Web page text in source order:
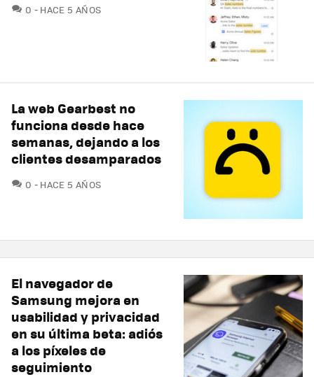
0 COMENTARIOS
HACE 5 AÑOS
La web Gearbest no
funciona desde hace
semanas, dejando a los
clientes desamparados
0 COMENTARIOS
HACE 5 AÑOS
El navegador de
Samsung mejora en
usabilidad y privacidad
en su última beta: adiós
a los píxeles de
seguimiento